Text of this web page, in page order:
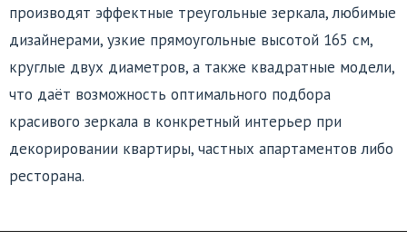
производят эффектные треугольные зеркала, любимые
дизайнерами, узкие прямоугольные высотой 165 см,
круглые двух диаметров, а также квадратные модели,
что даёт возможность оптимального подбора
красивого зеркала в конкретный интерьер при
декорировании квартиры, частных апартаментов либо
ресторана.